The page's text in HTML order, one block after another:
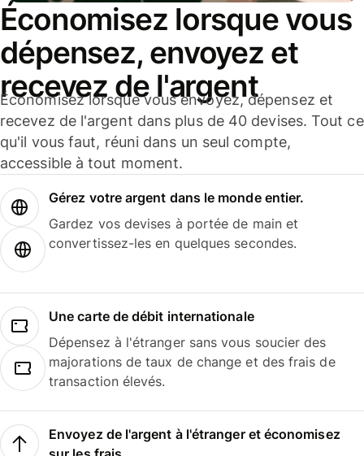
Économisez lorsque vous
dépensez, envoyez et
recevez de l'argent
Économisez lorsque vous envoyez, dépensez et
recevez de l'argent dans plus de 40 devises. Tout ce
qu'il vous faut, réuni dans un seul compte,
accessible à tout moment.
Gérez votre argent dans le monde entier.
Gardez vos devises à portée de main et
convertissez-les en quelques secondes.
Une carte de débit internationale
Dépensez à l'étranger sans vous soucier des
majorations de taux de change et des frais de
transaction élevés.
Envoyez de l'argent à l'étranger et économisez